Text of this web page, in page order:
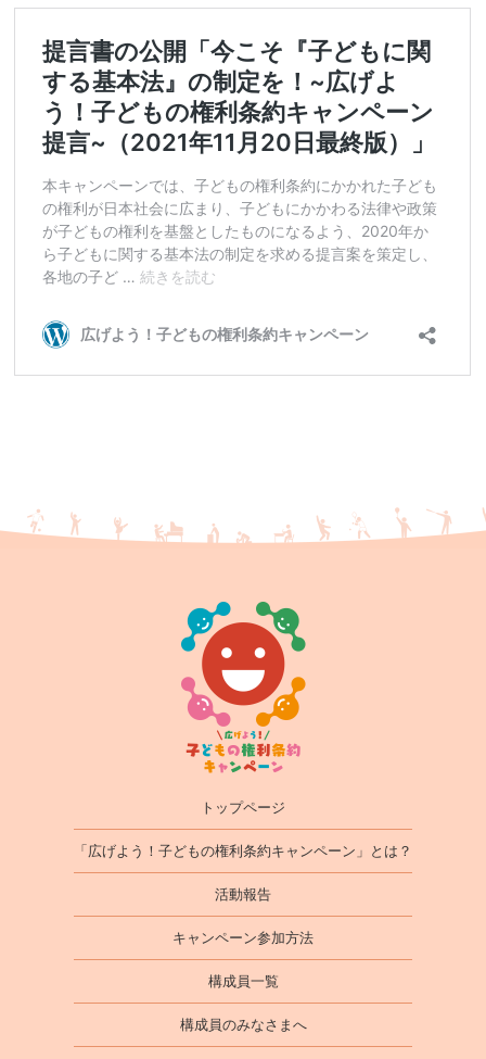
トップページ
「広げよう！子どもの権利条約キャンペーン」とは？
活動報告
キャンペーン参加方法
構成員一覧
構成員のみなさまへ